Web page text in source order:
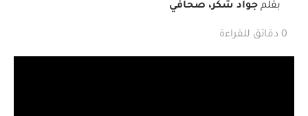
بقلم جواد شكر، صحافي
0 دقائق للقراءة